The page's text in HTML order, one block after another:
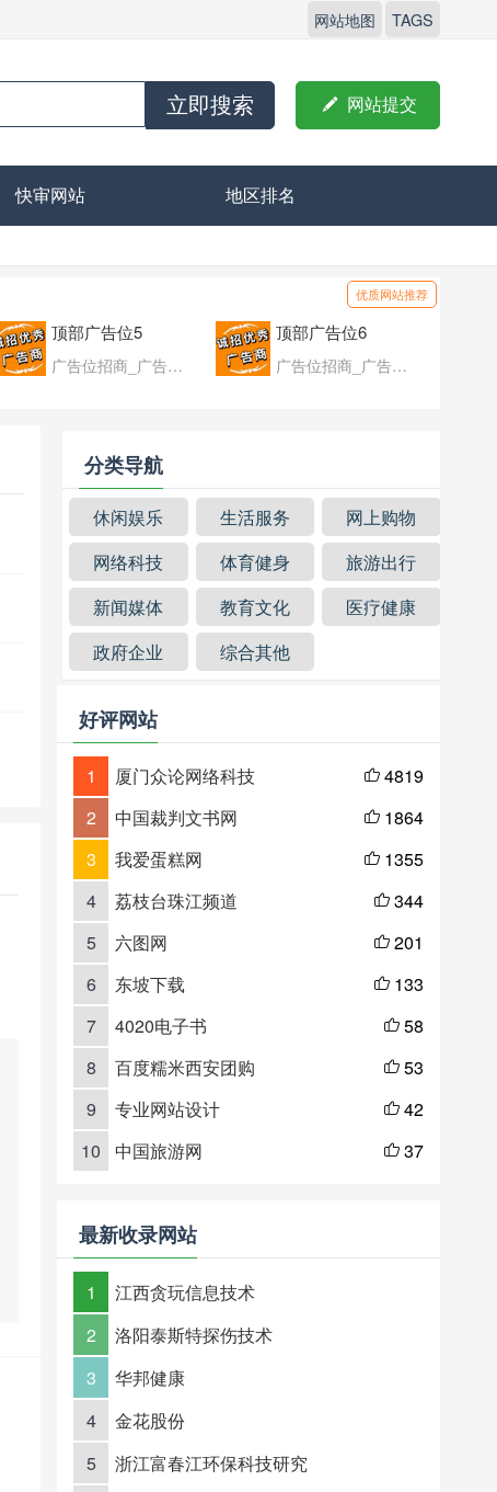
网站地图 TAGS
立即搜索  网站提交
快审网站 地区排名
优质网站推荐
顶部广告位5
广告位招商_广告位待售
顶部广告位6
广告位招商_广告位待售
分类导航
休闲娱乐 生活服务
网上购物
网络科技
体育健身
旅游出行
新闻媒体
教育文化
医疗健康
政府企业
综合其他
好评网站
1 厦门众论网络科技  4819
2
中国裁判文书网  1864
3
我爱蛋糕网  1355
4
荔枝台珠江频道  344
5
六图网  201
6
东坡下载  133
7
4020电子书  58
8
百度糯米西安团购  53
9
专业网站设计  42
10
中国旅游网  37
最新收录网站
1
江西贪玩信息技术
2
洛阳泰斯特探伤技术
3
华邦健康
4
金花股份
5
浙江富春江环保科技研究